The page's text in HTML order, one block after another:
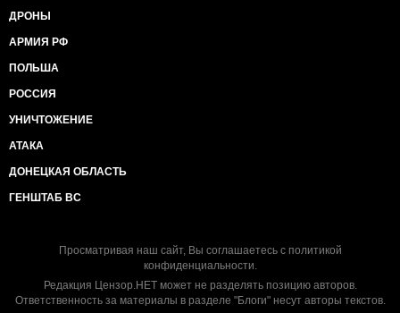
ДРОНЫ
АРМИЯ РФ
ПОЛЬША
РОССИЯ
УНИЧТОЖЕНИЕ
АТАКА
ДОНЕЦКАЯ ОБЛАСТЬ
ГЕНШТАБ ВС
Просматривая наш сайт, Вы соглашаетесь с политикой
конфиденциальности.
Редакция Цензор.НЕТ может не разделять позицию авторов.
Ответственность за материалы в разделе "Блоги" несут авторы текстов.